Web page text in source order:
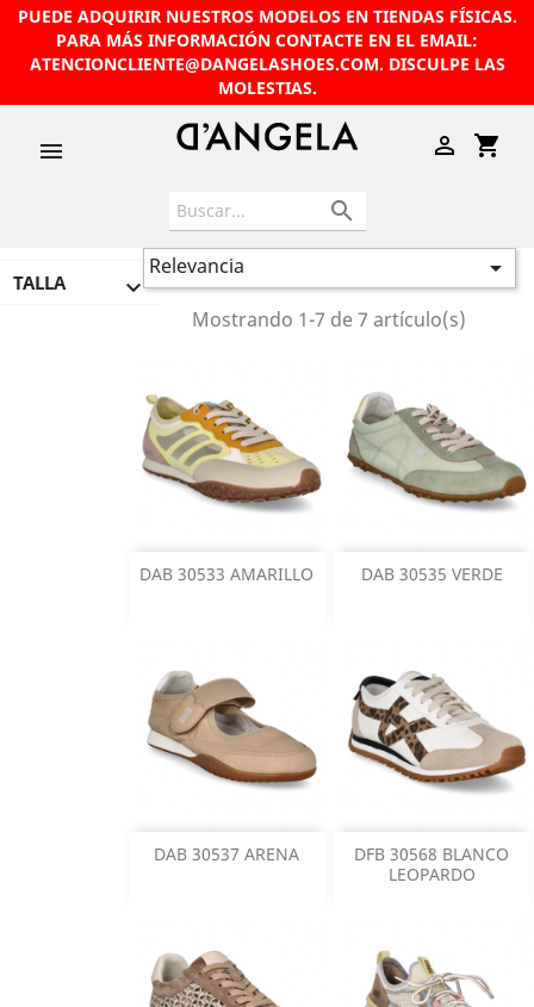
PUEDE ADQUIRIR NUESTROS MODELOS EN TIENDAS FÍSICAS.
PARA MÁS INFORMACIÓN CONTACTE EN EL EMAIL:
ATENCIONCLIENTE@DANGELASHOES.COM. DISCULPE LAS
MOLESTIAS.
 shopping_cart


TALLA 
Relevancia 
Mostrando 1-7 de 7 artículo(s)
DAB 30533 AMARILLO DAB 30535 VERDE
DAB 30537 ARENA
DFB 30568 BLANCO
LEOPARDO